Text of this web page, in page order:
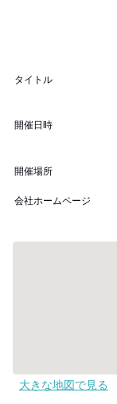
タイトル
開催日時
開催場所
会社ホームページ
大きな地図で見る